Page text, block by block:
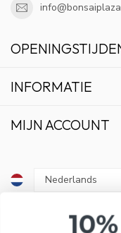
INFORMATIE
MIJN ACCOUNT
ABONNEER OP